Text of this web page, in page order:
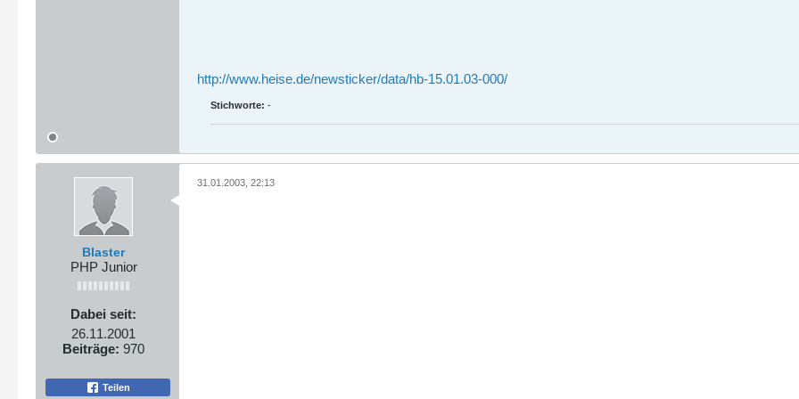
http://www.heise.de/newsticker/data/hb-15.01.03-000/
Stichworte: -
Blaster
PHP Junior
Dabei seit:
26.11.2001
Beiträge: 970
Teilen
31.01.2003, 22:13